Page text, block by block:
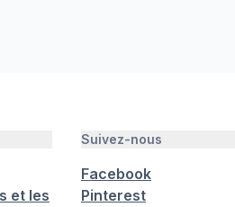
et les
Suivez-nous
Facebook
Pinterest